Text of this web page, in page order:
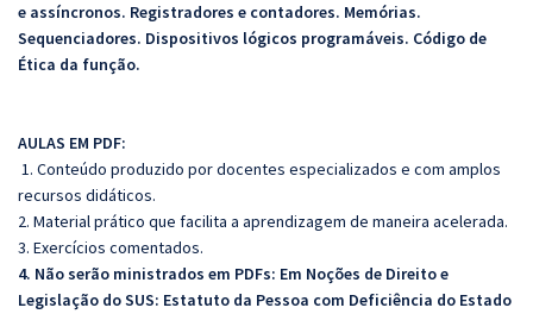
e assíncronos. Registradores e contadores. Memórias.
Sequenciadores. Dispositivos lógicos programáveis. Código de
Ética da função.
AULAS EM PDF:
1. Conteúdo produzido por docentes especializados e com amplos
recursos didáticos.
2. Material prático que facilita a aprendizagem de maneira acelerada.
3. Exercícios comentados.
4. Não serão ministrados em PDFs: Em Noções de Direito e
Legislação do SUS: Estatuto da Pessoa com Deficiência do Estado